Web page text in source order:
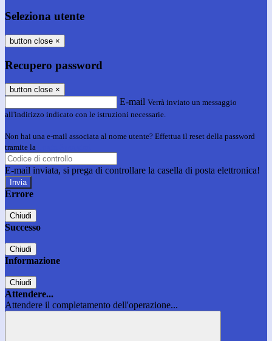
Seleziona utente
button close ×
Recupero password
button close ×
E-mail Verrà inviato un messaggio
all'indirizzo indicato con le istruzioni necessarie.
Non hai una e-mail associata al nome utente? Effettua il reset della password
tramite la
E-mail inviata, si prega di controllare la casella di posta elettronica!
Errore
Chiudi
Successo
Chiudi
Informazione
Chiudi
Attendere...
Attendere il completamento dell'operazione...